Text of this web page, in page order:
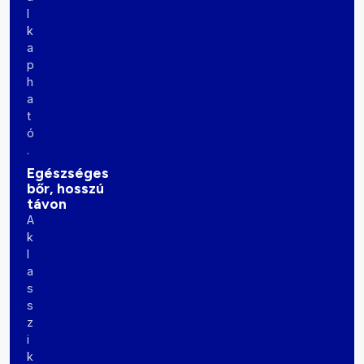
l
k
a
p
h
a
t
ó
.
Egészséges
bőr, hosszú
távon
A
k
l
a
s
s
z
i
k